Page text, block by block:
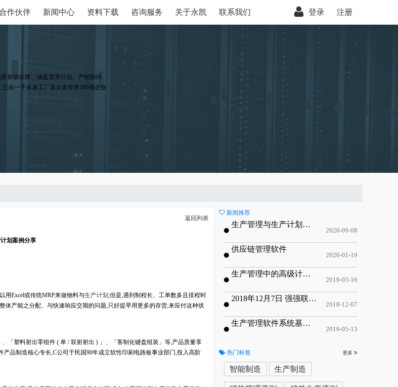
作伙伴 新闻中心 资料下载 咨询服务 关于永凯 联系我们 登录 注册
资供应商，涵盖需求计划、产销协同
在一千多家工厂及众多世界500强企业
返回列表
划案例分享
Excel或传统MRP来做物料与生产计划 ;但是,遇到制程长、工单数多且排程时
产能之分配、与快速响应交期的问题,只好提早用更多的存货,来应付这种状
塑料射出零组件 ( 单 / 双射射出 ) 」、「客制化键盘组装」等,产品质量享
品制造核心专长,C公司于民国90年成立软性印刷电路板事业部门,投入高阶
新闻推荐
生产管理与生产计划的目标
2020-09-08
供应链管理软件
2020-01-19
生产管理中的高级计划与排程优化
2019-05-16
2018年12月7日 强强联手，共同推进电子器件领域APS应用典范 风华高科生产自动化工业互联网应用项目-APS项目启动会
2018-12-07
生产管理软件系统基于信息化的解决方案
2019-05-13
热门标签 更多
智能制造 生产制造